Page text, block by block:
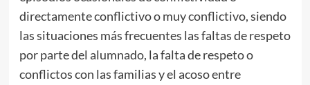
directamente conflictivo o muy conflictivo, siendo
las situaciones más frecuentes las faltas de respeto
por parte del alumnado, la falta de respeto o
conflictos con las familias y el acoso entre